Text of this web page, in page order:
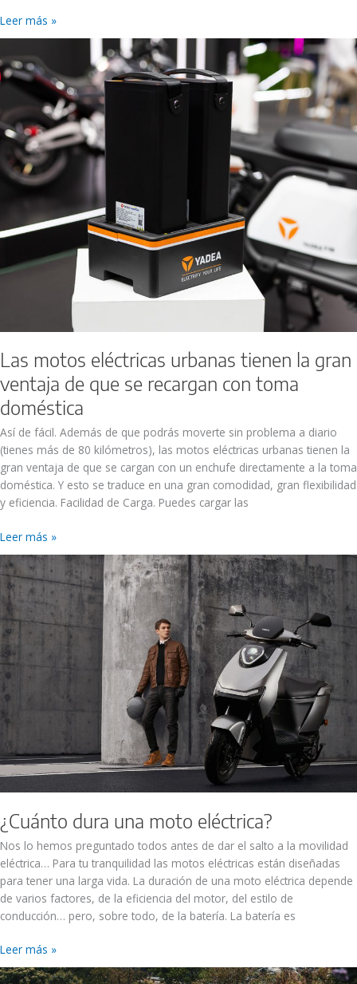
Leer más »
Las motos eléctricas urbanas tienen la gran
ventaja de que se recargan con toma
doméstica
Así de fácil. Además de que podrás moverte sin problema a diario
(tienes más de 80 kilómetros), las motos eléctricas urbanas tienen la
gran ventaja de que se cargan con un enchufe directamente a la toma
doméstica. Y esto se traduce en una gran comodidad, gran flexibilidad
y eficiencia. Facilidad de Carga. Puedes cargar las
motos
eléctricas
urbanas
tienen
la
gran
ventaja
recargan
toma
Leer más »
¿Cuánto dura una moto eléctrica?
Nos lo hemos preguntado todos antes de dar el salto a la movilidad
eléctrica… Para tu tranquilidad las motos eléctricas están diseñadas
para tener una larga vida. La duración de una moto eléctrica depende
de varios factores, de la eficiencia del motor, del estilo de
conducción… pero, sobre todo, de la batería. La batería es
¿Cuánto
dura
una
moto
eléctrica?
Leer más »
Recibe